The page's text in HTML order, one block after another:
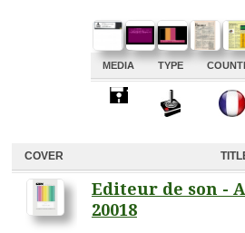
MEDIA TYPE
COVER
Editeur de son -
20018